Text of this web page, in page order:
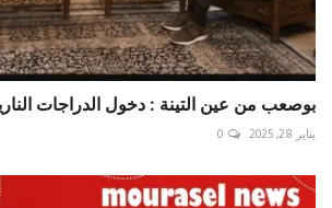
بوصعب من عين التينة : دخول الدراجات
يناير 28, 2025 0